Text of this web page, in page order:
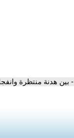
- بين هدنة منتظرة